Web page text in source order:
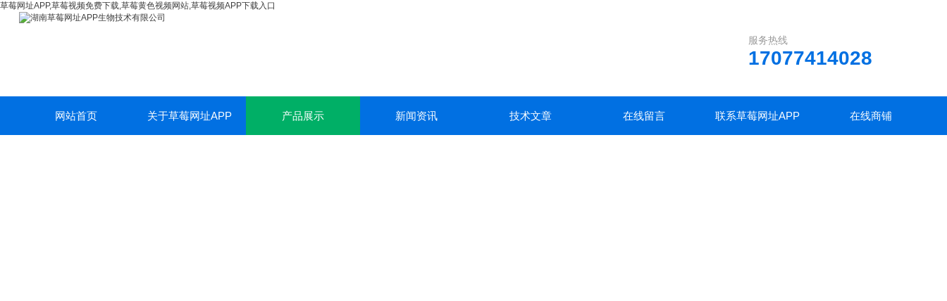
草莓网址APP,草莓视频免费下载,草莓黄色视频网站,草莓视频APP下载入口
服务热线
17077414028
网站首页 关于草莓网址APP 产品展示 新闻资讯 技术文章 在线留言 联系草莓网址APP 在线商铺